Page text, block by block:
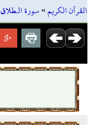
القرآن الكريم»سورة الـطلاق